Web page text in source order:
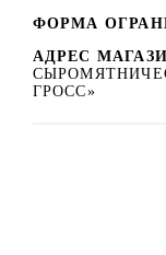
ФОРМА
АДРЕС
ГРОСС»